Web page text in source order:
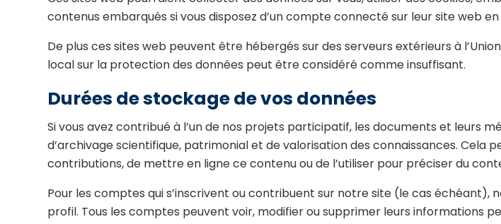
contenus embarqués si vous disposez d’un compte connecté sur leur site web
De plus ces sites web peuvent être hébergés sur des serveurs extérieurs à
local sur la protection des données peut être considéré comme insuffisant.
Durées de stockage de vos données
Si vous avez contribué à l’un de nos projets participatif, les documents et leurs
d’archivage scientifique, patrimonial et de valorisation des connaissances. Cela
contributions, de mettre en ligne ce contenu ou de l’utiliser pour préciser du
Pour les comptes qui s’inscrivent ou contribuent sur notre site (le cas échéant),
profil. Tous les comptes peuvent voir, modifier ou supprimer leurs informations